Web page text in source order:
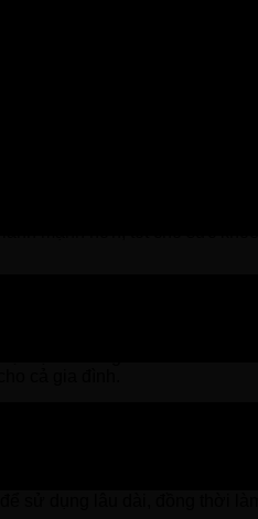
sau khi bạn khởi động
cần dùng dầu mỡ. Khi đó,
nhanh chín mà lành mạnh
nạp chất béo xấu là nguyên
mạnh hơn, tốt cho sức khoẻ
tôm, thịt lợn, bánh, rau củ, cá.
là xong.
độ và thời gian nấu theo nhu
cả gia đình.
cách nhiệt tốt, dễ lau chùi